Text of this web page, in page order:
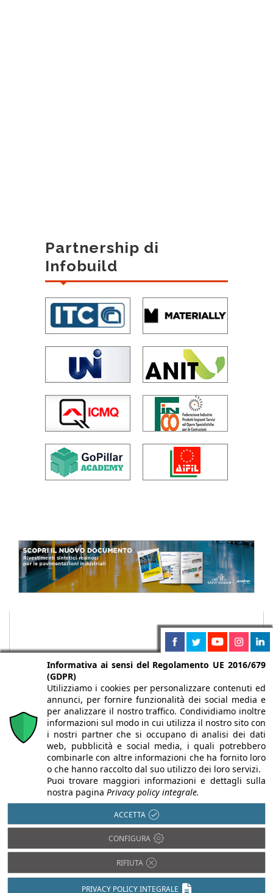
Partnership di
Infobuild
Chi siamo Autori Per la tua pubblicità
Iscriviti alla
newsletter
Infobuild è testata registrata presso il Tribunale di Milano al n° 63
dell’8/3/2013 - ISSN 2282-2267
© 2000-2026 Infoweb srl - P.IVA 13155920153 - Tutti i diritti
riservati |Privacy
Informativa ai sensi del Regolamento UE 2016/679
(GDPR)
Utilizziamo i cookies per personalizzare contenuti ed
annunci, per fornire funzionalità dei social media e
per analizzare il nostro traffico. Condividiamo inoltre
informazioni sul modo in cui utilizza il nostro sito con
i nostri partner che si occupano di analisi dei dati
web, pubblicità e social media, i quali potrebbero
combinarle con altre informazioni che ha fornito loro
o che hanno raccolto dal suo utilizzo dei loro servizi.
Puoi trovare maggiori informazioni e dettagli sulla
nostra pagina Privacy policy integrale.
ACCETTA
CONFIGURA
RIFIUTA
PRIVACY POLICY INTEGRALE